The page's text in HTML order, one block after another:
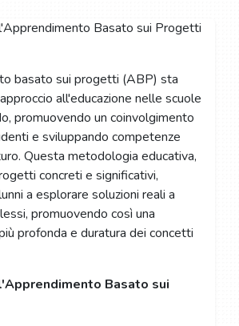
basato sui progetti (ABP) sta
all'educazione nelle scuole
promuovendo un coinvolgimento
e sviluppando competenze
Questa metodologia educativa,
concreti e significativi,
a esplorare soluzioni reali a
promuovendo così una
profonda e duratura dei concetti
Basato sui